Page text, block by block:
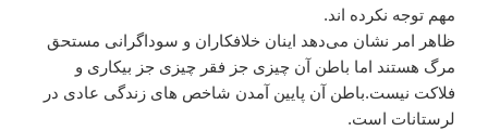
مهم توجه نکرده اند.
ظاهر امر نشان می‌دهد اینان خلافکاران و سوداگرانی مستحق
مرگ هستند اما باطن آن چیزی جز فقر چیزی جز بیکاری و
فلاکت نیست.باطن آن پایین آمدن شاخص های زندگی عادی در
لرستانات است.